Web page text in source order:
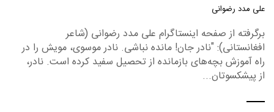
علی مدد رضوانی
برگرفته از صفحه اینستاگرام علی مدد رضوانی (شاعر
افغانستانی): "نادر جان! مانده نباشی. نادر موسوی، مویش را در
راه آموزش بچه‌های بازمانده از تحصیل سفید کرده است. نادر،
از پیشکسوتان...